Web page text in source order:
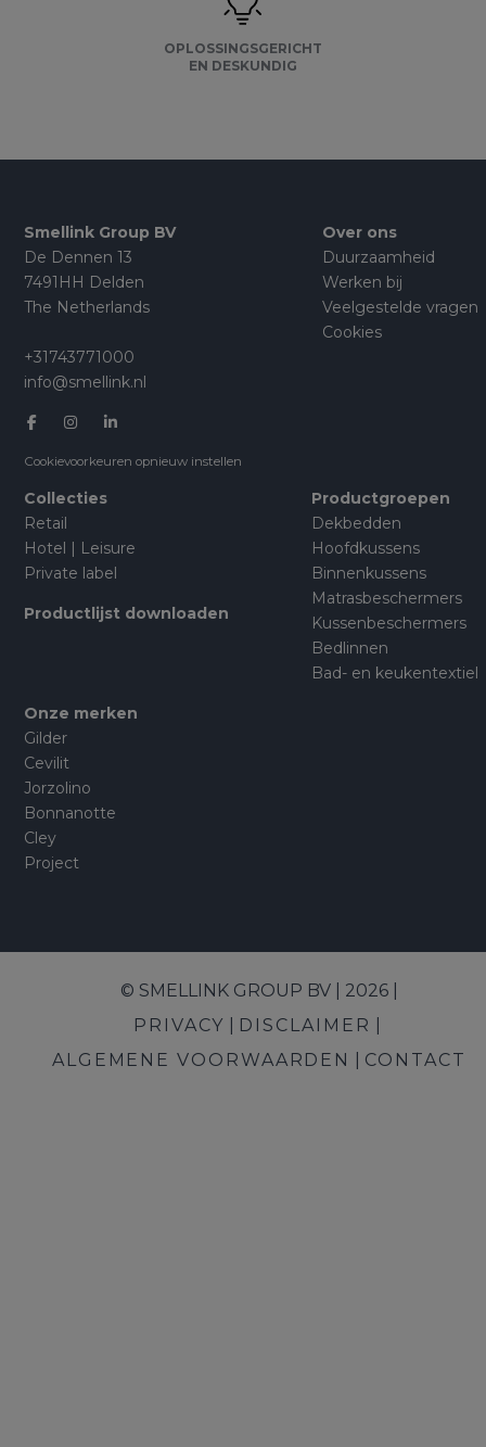
OPLOSSINGSGERICHT
EN DESKUNDIG
Smellink Group BV
De Dennen 13
7491HH Delden
The Netherlands
+31743771000
info@smellink.nl
Cookievoorkeuren opnieuw instellen
Over ons
Duurzaamheid
Werken bij
Veelgestelde vragen
Cookies
Collecties
Retail
Hotel | Leisure
Private label
Productlijst downloaden
Productgroepen
Dekbedden
Hoofdkussens
Binnenkussens
Matrasbeschermers
Kussenbeschermers
Bedlinnen
Bad- en keukentextiel
Onze merken
Gilder
Cevilit
Jorzolino
Bonnanotte
Cley
Project
© SMELLINK GROUP BV | 2026 |
PRIVACY
DISCLAIMER
ALGEMENE VOORWAARDEN
CONTACT